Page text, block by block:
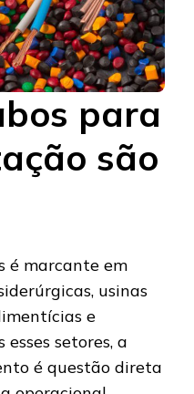
para
são
é marcante em
usinas
e
setores, a
é questão direta